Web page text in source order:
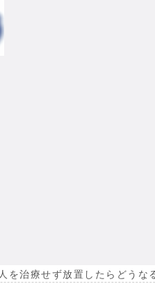
を治療せず放置したらどう